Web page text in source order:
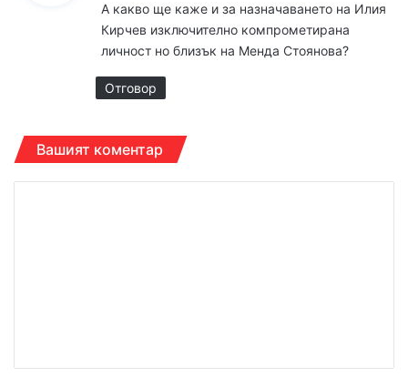
а
:
А какво ще каже и за назначаването на Илия
Кирчев изключително компрометирана
личност но близък на Менда Стоянова?
Отговор
Вашият коментар